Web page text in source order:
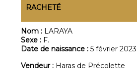
RACHETÉ
Nom : LARAYA
Sexe : F.
Date de naissance :5 février 2023
Vendeur : Haras de Précolette